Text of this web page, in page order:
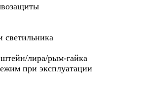
светильника
лира/рым-гайка
при эксплуатации